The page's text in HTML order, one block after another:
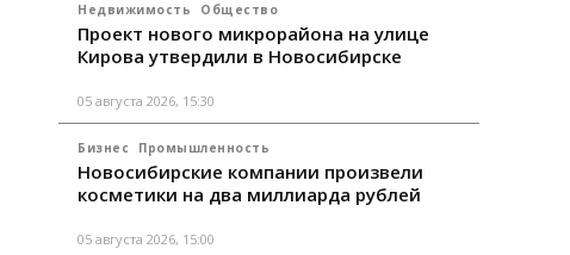
Недвижимость Общество
Проект нового микрорайона на улице
Кирова утвердили в Новосибирске
05 августа 2026, 15:30
Бизнес Промышленность
Новосибирские компании произвели
косметики на два миллиарда рублей
05 августа 2026, 15:00